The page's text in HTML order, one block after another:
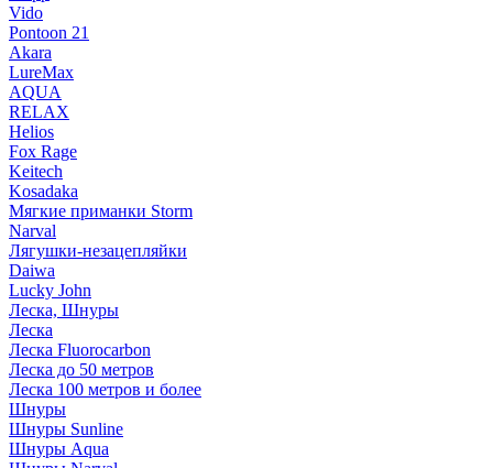
Vido
Pontoon 21
Akara
LureMax
AQUA
RELAX
Helios
Fox Rage
Keitech
Kosadaka
Мягкие приманки Storm
Narval
Лягушки-незацепляйки
Daiwa
Lucky John
Леска, Шнуры
Леска
Леска Fluorocarbon
Леска до 50 метров
Леска 100 метров и более
Шнуры
Шнуры Sunline
Шнуры Aqua